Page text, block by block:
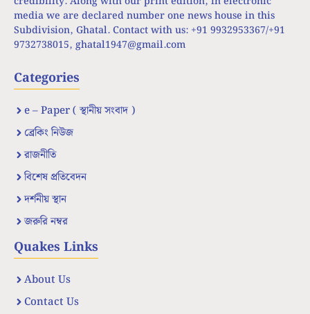
media we are declared number one news house in this
Subdivision, Ghatal. Contact with us: +91 9932953367/+91
9732738015, ghatal1947@gmail.com
Categories
e – Paper ( স্থানীয় সংবাদ )
ব্রেকিং নিউজ
রাজনীতি
বিশেষ প্রতিবেদন
দর্শনীয় স্থান
জরুরি নম্বর
Quakes Links
About Us
Contact Us